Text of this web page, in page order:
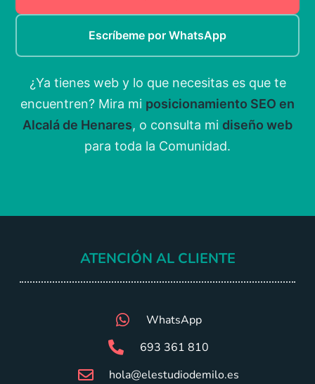
Escríbeme por WhatsApp
¿Ya tienes web y lo que necesitas es que te
encuentren? Mira mi posicionamiento SEO en
Alcalá de Henares, o consulta mi diseño web
para toda la Comunidad.
ATENCIÓN AL CLIENTE
WhatsApp
693 361 810
hola@elestudiodemilo.es